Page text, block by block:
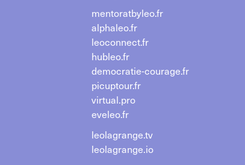
mentoratbyleo.fr
alphaleo.fr
leoconnect.fr
hubleo.fr
democratie-courage.fr
picuptour.fr
virtual.pro
eveleo.fr
leolagrange.tv
leolagrange.io